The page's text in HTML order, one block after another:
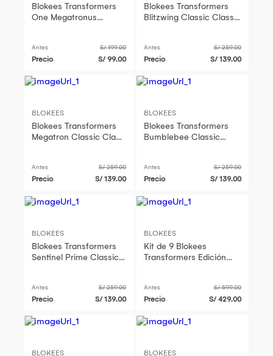
Blokees Transformers
One Megatronus
71186
Antes S/ 199.00
Precio S/ 99.00
Blokees Transformers
Blitzwing Classic Class
Antes S/ 259.00
Precio S/ 139.00
BLOKEES
Blokees Transformers
Megatron Classic Class
Antes S/ 259.00
Precio S/ 139.00
BLOKEES
Blokees Transformers
Bumblebee Classic
Antes S/ 259.00
Precio S/ 139.00
BLOKEES
Blokees Transformers
Sentinel Prime Classic
- 71424
Antes S/ 259.00
Precio S/ 139.00
BLOKEES
Kit de 9 Blokees
Transformers Edición
Acción Armable 71193
Antes S/ 599.00
Precio S/ 429.00
BLOKEES BLOKEES